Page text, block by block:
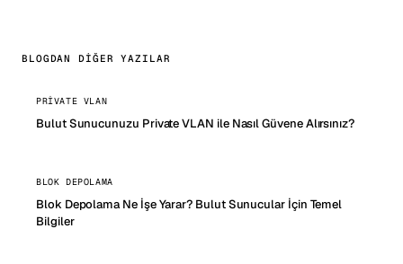
BLOGDAN DIĞER YAZILAR
PRIVATE VLAN
Bulut Sunucunuzu Private VLAN ile Nasıl Güvene Alırsınız?
BLOK DEPOLAMA
Blok Depolama Ne İşe Yarar? Bulut Sunucular İçin Temel
Bilgiler